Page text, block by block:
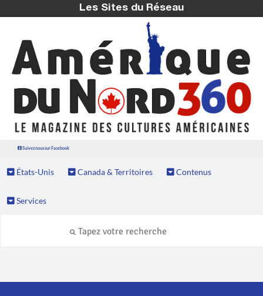
Les Sites du Réseau
Suivez nous sur Facebook
États-Unis Canada & Territoires Contenus
Services